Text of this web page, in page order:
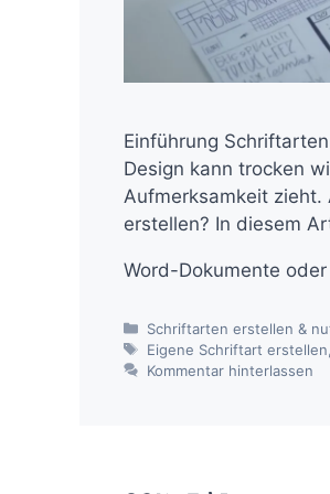
Einführung
Design kann trocken
Aufmerksamkeit
erstellen? In diesem
Word-Dokumente
Kategorien
Schriftarten erstellen &
Schlagwörter
Eigene Schriftart erstellen,
Kommentar hinterlassen